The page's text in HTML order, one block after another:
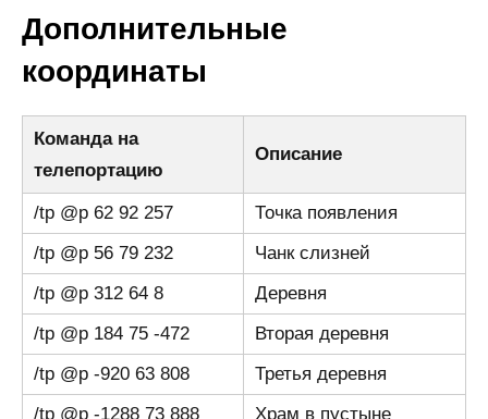
Дополнительные
координаты
Команда на
телепортацию
Описание
/tp @p 62 92 257
Точка появления
/tp @p 56 79 232
Чанк слизней
/tp @p 312 64 8
Деревня
/tp @p 184 75 -472
Вторая деревня
/tp @p -920 63 808
Третья деревня
/tp @p -1288 73 888
Храм в пустыне